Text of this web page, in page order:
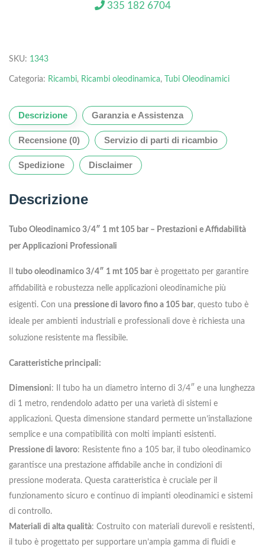
335 182 6704
SKU: 1343
Categoria: Ricambi, Ricambi oleodinamica, Tubi Oleodinamici
Descrizione Garanzia e Assistenza
Recensione (0) Servizio di parti di ricambio
Spedizione Disclaimer
Descrizione
Tubo Oleodinamico 3/4″ 1 mt 105 bar – Prestazioni e Affidabilità
per Applicazioni Professionali
tubo oleodinamico 3/4″ 1 mt 105 bar è progettato per garantire
affidabilità e robustezza nelle applicazioni oleodinamiche più
esigenti. Con una pressione di lavoro fino a 105 bar, questo tubo è
ideale per ambienti industriali e professionali dove è richiesta una
soluzione resistente ma flessibile.
Caratteristiche principali:
Dimensioni: Il tubo ha un diametro interno di 3/4″ e una lunghezza
di 1 metro, rendendolo adatto per una varietà di sistemi e
applicazioni. Questa dimensione standard permette un’installazione
semplice e una compatibilità con molti impianti esistenti.
Pressione di lavoro: Resistente fino a 105 bar, il tubo oleodinamico
garantisce una prestazione affidabile anche in condizioni di
pressione moderata. Questa caratteristica è cruciale per il
funzionamento sicuro e continuo di impianti oleodinamici e sistemi
di controllo.
Materiali di alta qualità: Costruito con materiali durevoli e resistenti,
il tubo è progettato per supportare un’ampia gamma di fluidi e